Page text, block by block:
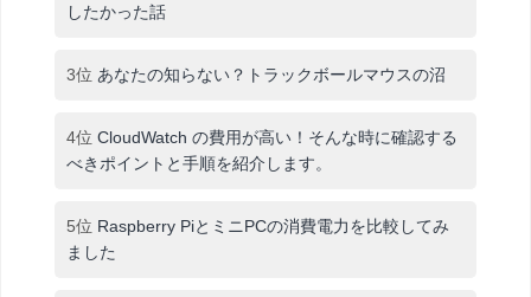
したかった話
3位 あなたの知らない？トラックボールマウスの沼
4位 CloudWatch の費用が高い！そんな時に確認する
べきポイントと手順を紹介します。
5位 Raspberry PiとミニPCの消費電力を比較してみ
ました